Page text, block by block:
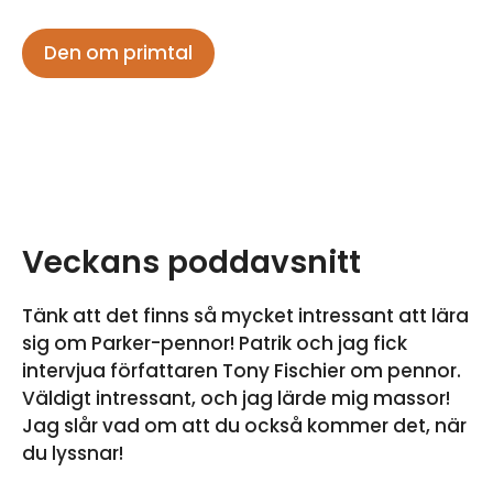
Den om primtal
Veckans poddavsnitt
Tänk att det finns så mycket intressant att lära
sig om Parker-pennor! Patrik och jag fick
intervjua författaren Tony Fischier om pennor.
Väldigt intressant, och jag lärde mig massor!
Jag slår vad om att du också kommer det, när
du lyssnar!